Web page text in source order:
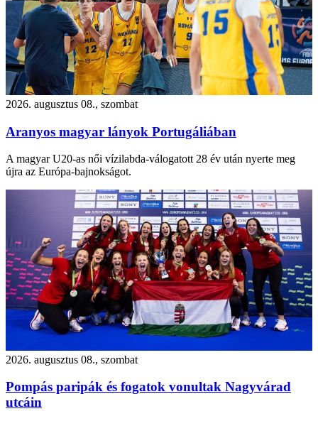
2026. augusztus 08., szombat
Aranyos magyar lányok Portugáliában
A magyar U20-as női vízilabda-válogatott 28 év után nyerte meg
újra az Európa-bajnokságot.
2026. augusztus 08., szombat
Pompás paripák és fogatok vonultak Nagyvárad
utcáin